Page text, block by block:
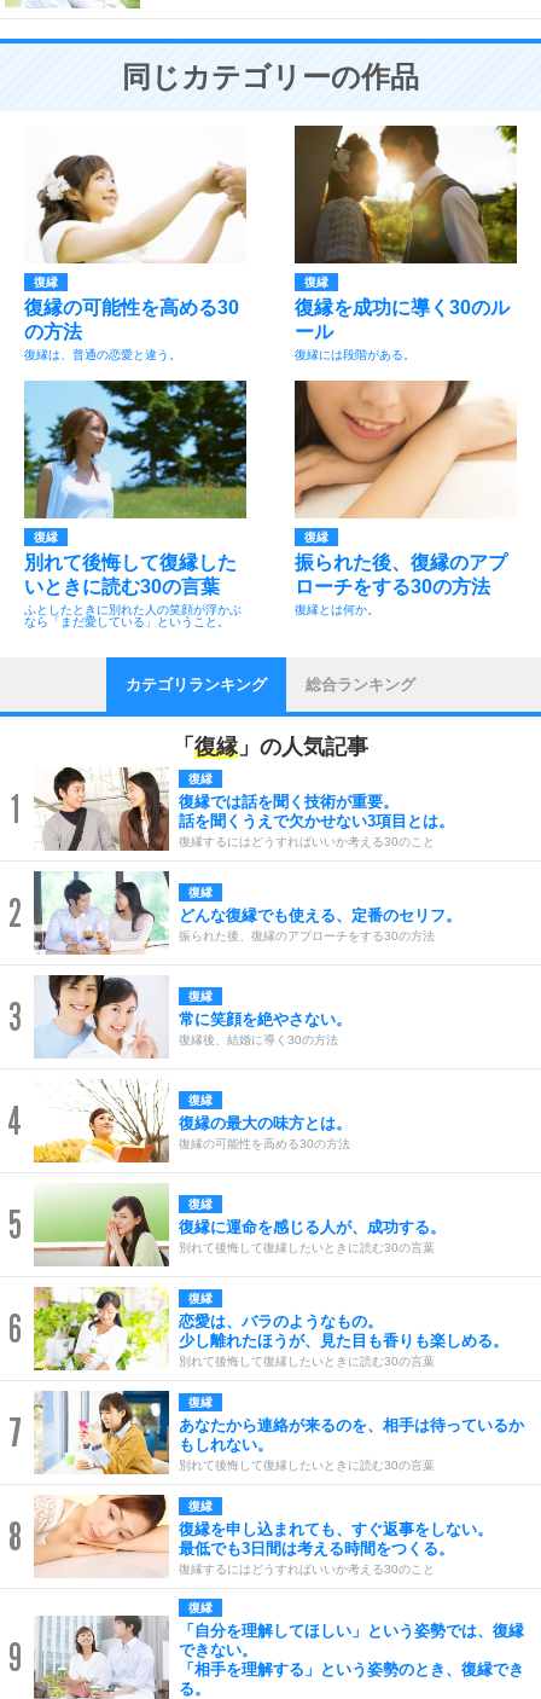
同じカテゴリーの作品
復縁
復縁の可能性を高める30
の方法
復縁は、普通の恋愛と違う。
復縁
復縁を成功に導く30のル
ール
復縁には段階がある。
復縁
別れて後悔して復縁した
いときに読む30の言葉
ふとしたときに別れた人の笑顔が浮かぶ
なら「まだ愛している」ということ。
復縁
振られた後、復縁のアプ
ローチをする30の方法
復縁とは何か。
カテゴリランキング 総合ランキング
「 復縁」の人気記事
1
復縁
復縁では話を聞く技術が重要。
話を聞くうえで欠かせない3項目とは。
復縁するにはどうすればいいか考える30のこと
2 復縁
どんな復縁でも使える、定番のセリフ。
振られた後、復縁のアプローチをする30の方法
3 復縁
常に笑顔を絶やさない。
復縁後、結婚に導く30の方法
4 復縁
復縁の最大の味方とは。
復縁の可能性を高める30の方法
5 復縁
復縁に運命を感じる人が、成功する。
別れて後悔して復縁したいときに読む30の言葉
6
復縁
恋愛は、バラのようなもの。
少し離れたほうが、見た目も香りも楽しめる。
別れて後悔して復縁したいときに読む30の言葉
7
復縁
あなたから連絡が来るのを、相手は待っているか
もしれない。
別れて後悔して復縁したいときに読む30の言葉
8
復縁
復縁を申し込まれても、すぐ返事をしない。
最低でも3日間は考える時間をつくる。
復縁するにはどうすればいいか考える30のこと
9
復縁
「自分を理解してほしい」という姿勢では、復縁
できない。
「相手を理解する」という姿勢のとき、復縁でき
る。